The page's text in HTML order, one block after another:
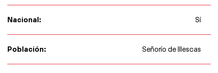
Nacional: Sí
Población: Señorío de Illescas